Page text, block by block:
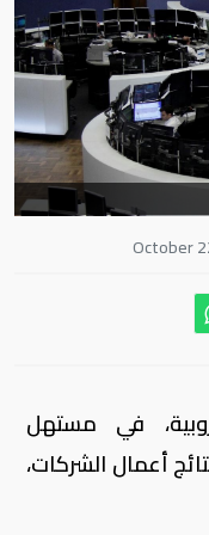
في مستهل
أعمال الشركات،